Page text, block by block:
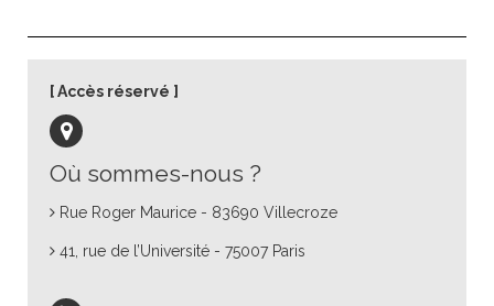
Où sommes-nous ?
Rue Roger Maurice - 83690 Villecroze
41, rue de l’Université - 75007 Paris
Accès réservé